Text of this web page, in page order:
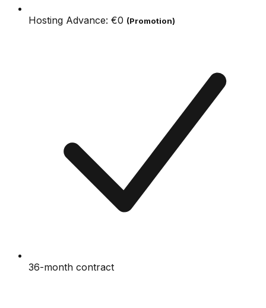
Hosting Advance: €0 (Promotion)
36-month contract